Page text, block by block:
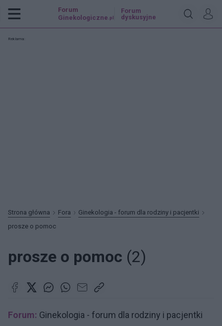
Forum
Ginekologiczne .pl
Forum
dyskusyjne
Reklama:
Strona główna Fora
Ginekologia - forum dla rodziny i pacjentki
prosze o pomoc
prosze o pomoc (2)
Forum: Ginekologia - forum dla rodziny i pacjentki